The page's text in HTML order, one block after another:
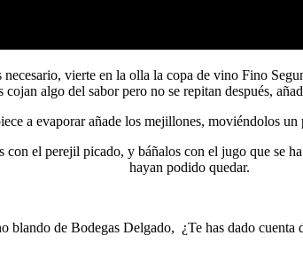
vierte en la olla la copa de vino Fino
cojan algo del sabor pero no se repitan después,
a evaporar añade los mejillones, moviéndolos
el perejil picado, y báñalos con el jugo que se
hayan podido quedar.
de Bodegas Delgado, ¿Te has dado cuenta